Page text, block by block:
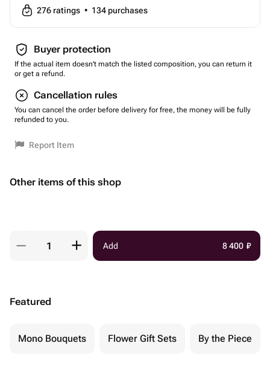
276 ratings • 134 purchases
Buyer protection
If the actual item doesn't match the listed composition, you can return it
or get a refund.
Cancellation rules
You can cancel the order before delivery for free, the money will be fully
refunded to you.
Report Item
Other items of this shop
Add 8 400 ₽
Featured
Mono Bouquets Flower Gift Sets By the Piece